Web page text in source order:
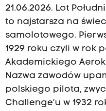
21.06.2026. Lot
to najstarsza na
samolotowego.
1929 roku czyli w rok
Akademickiego
Nazwa zawodów
polskiego pilota,
Challenge’u w 1932